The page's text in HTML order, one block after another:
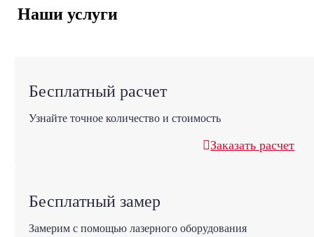
Наши услуги
Бесплатный расчет
Узнайте точное количество и стоимость
Заказать расчет
Бесплатный замер
Замерим с помощью лазерного оборудования